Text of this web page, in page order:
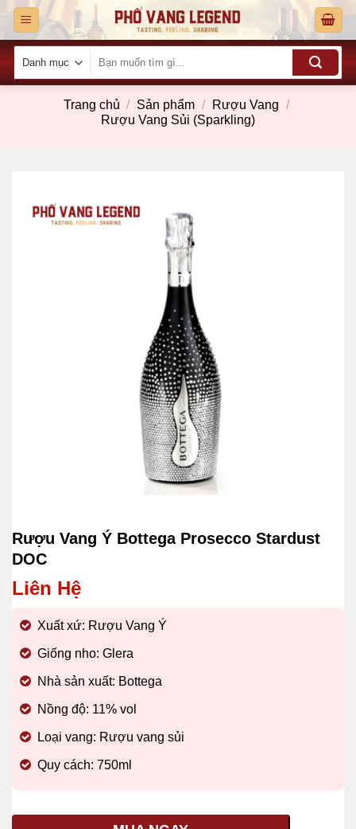
Skip
content
kiếm:
Trang chủ / Sản phẩm / Rượu Vang /
Rượu Vang Sủi (Sparkling)
Rượu Vang Ý Bottega Prosecco Stardust
DOC
Liên Hệ
Xuất xứ: Rượu Vang Ý
Giống nho: Glera
Nhà sản xuất: Bottega
Nồng độ: 11% vol
Loại vang: Rượu vang sủi
Quy cách: 750ml